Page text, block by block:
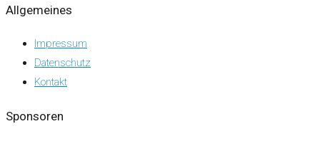
Allgemeines
Impressum
Datenschutz
Kontakt
Sponsoren